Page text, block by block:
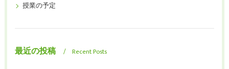
授業の予定
最近の投稿 Recent Posts